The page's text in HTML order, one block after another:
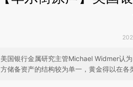
美国银行金属研究主管Michael Widmer认
方储备资产的结构较为单一，黄金得以在各